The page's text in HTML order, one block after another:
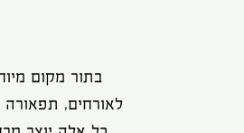
בתור מקום
לאורחים, תפאורה